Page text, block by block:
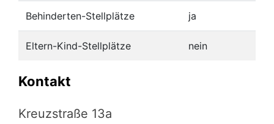
Behinderten-Stellplätze ja
Eltern-Kind-Stellplätze nein
Kontakt
Kreuzstraße 13a